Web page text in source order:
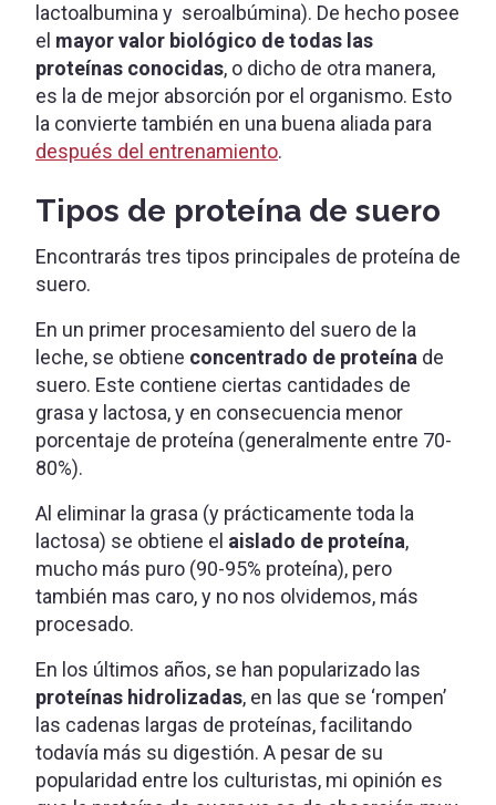
lactoalbumina y seroalbúmina). De hecho posee
el mayor valor biológico de todas las
proteínas conocidas, o dicho de otra manera,
es la de mejor absorción por el organismo. Esto
la convierte también en una buena aliada para
después del entrenamiento.
Tipos de proteína de suero
Encontrarás tres tipos principales de proteína de
suero.
En un primer procesamiento del suero de la
leche, se obtiene concentrado de proteína de
suero. Este contiene ciertas cantidades de
grasa y lactosa, y en consecuencia menor
porcentaje de proteína (generalmente entre 70-
80%).
Al eliminar la grasa (y prácticamente toda la
lactosa) se obtiene el aislado de proteína,
mucho más puro (90-95% proteína), pero
también mas caro, y no nos olvidemos, más
procesado.
En los últimos años, se han popularizado las
proteínas hidrolizadas, en las que se ‘rompen’
las cadenas largas de proteínas, facilitando
todavía más su digestión. A pesar de su
popularidad entre los culturistas, mi opinión es